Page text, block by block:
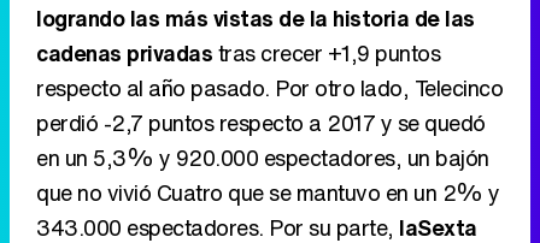
logrando las más vistas de la historia de las
cadenas privadastras crecer +1,9 puntos
respecto al año pasado. Por otro lado, Telecinco
perdió -2,7 puntos respecto a 2017 y se quedó
en un 5,3% y 920.000 espectadores, un bajón
que no vivió Cuatro que se mantuvo en un 2% y
343.000 espectadores. Por su parte, laSexta